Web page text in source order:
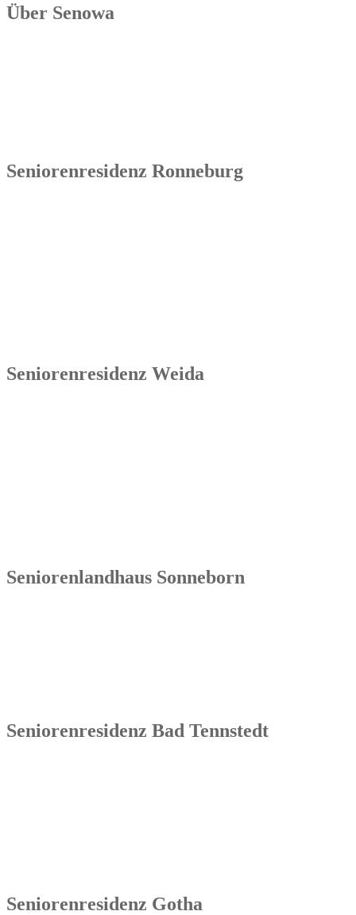
Über Senowa
Seniorenresidenz Ronneburg
Seniorenresidenz Weida
Seniorenlandhaus Sonneborn
Seniorenresidenz Bad Tennstedt
Seniorenresidenz Gotha